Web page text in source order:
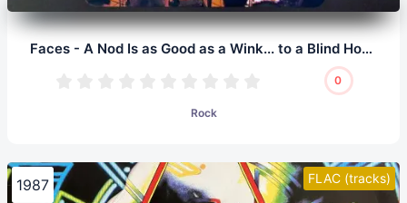
Faces - A Nod Is as Good as a Wink... to a Blind Horse (LP, 24/96.0)
0
Rock
FLAC (tracks)
1987